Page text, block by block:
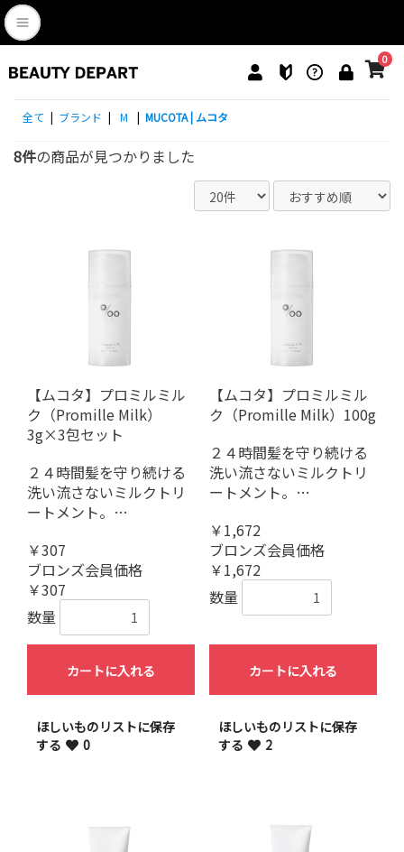
0
全て | ブランド | M | MUCOTA | ムコタ
8件の商品が見つかりました
【ムコタ】プロミルミル
ク（Promille Milk）
3g×3包セット
２４時間髪を守り続ける
洗い流さないミルクトリ
ートメント。…
￥307
ブロンズ会員価格
￥307
数量
カートに入れる
ほしいものリストに保存
する
0
【ムコタ】プロミルミル
ク（Promille Milk）100g
２４時間髪を守り続ける
洗い流さないミルクトリ
ートメント。…
￥1,672
ブロンズ会員価格
￥1,672
数量
カートに入れる
ほしいものリストに保存
する
2